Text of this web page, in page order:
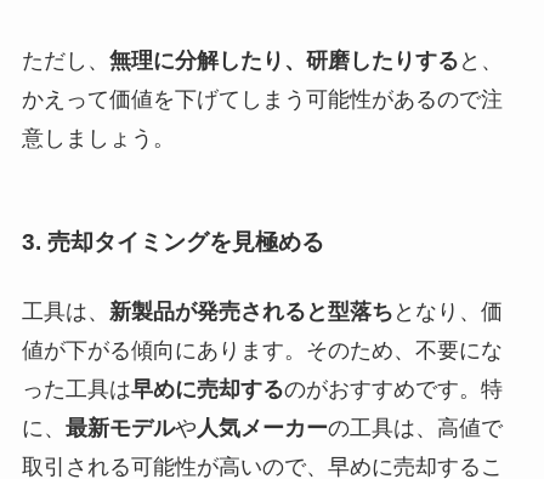
ただし、 無理に分解したり、研磨したりする と、
かえって価値を下げてしまう可能性があるので注
意しましょう。
3. 売却タイミングを見極める
工具は、 新製品が発売されると型落ち となり、価
値が下がる傾向にあります。そのため、不要にな
った工具は早めに売却するのがおすすめです。特
に、 最新モデルや 人気メーカーの工具は、高値で
取引される可能性が高いので、早めに売却するこ